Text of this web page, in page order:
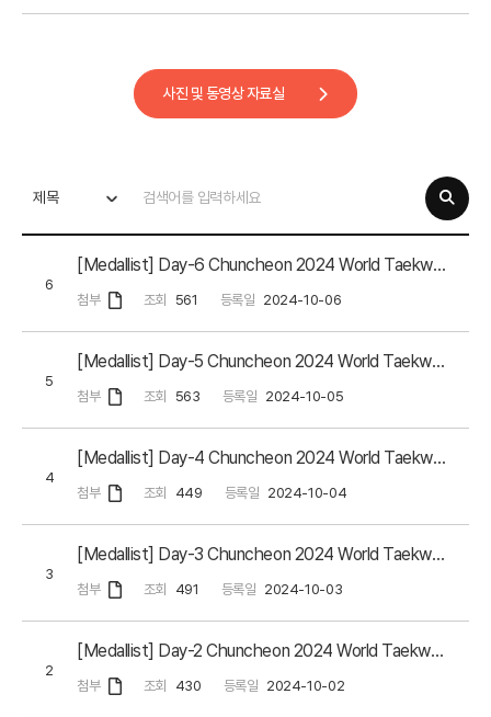
사진 및 동영상 자료실
제목
6
[Medallist] Day-6 Chuncheon 2024 World Taekwondo Junior Championships
첨부 조회 561 등록일 2024-10-06
5
[Medallist] Day-5 Chuncheon 2024 World Taekwondo Junior Championships
첨부 조회 563 등록일 2024-10-05
4
[Medallist] Day-4 Chuncheon 2024 World Taekwondo Junior Championships
첨부 조회 449 등록일 2024-10-04
3
[Medallist] Day-3 Chuncheon 2024 World Taekwondo Junior Championships
첨부 조회 491 등록일 2024-10-03
2
[Medallist] Day-2 Chuncheon 2024 World Taekwondo Junior Championships
첨부 조회 430 등록일 2024-10-02